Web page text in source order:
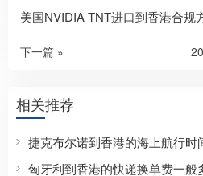
美国NVIDIA TNT进口到香港合规
下一篇 »
相关推荐
捷克布尔诺到香港的海上航行时
匈牙利到香港的快递换单费一般